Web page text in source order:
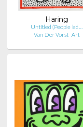
Haring
Untitled (People lad…
Van Der Vorst- Art